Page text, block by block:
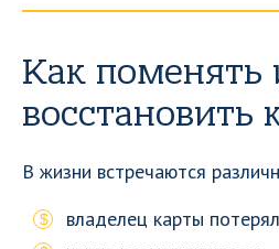
Как поменять
восстановить
В жизни встречаются
владелец карты